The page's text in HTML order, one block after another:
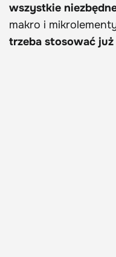
wszystkie
makro i
trzeba stosować